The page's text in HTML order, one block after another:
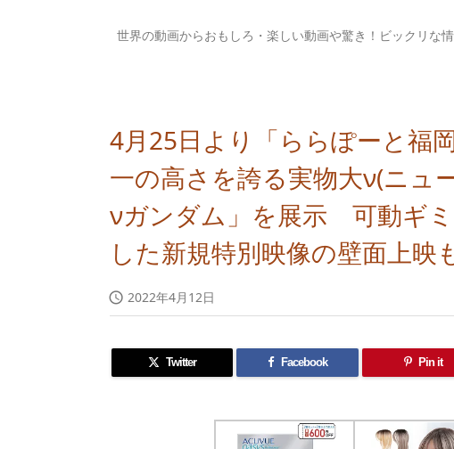
世界の動画からおもしろ・楽しい動画や驚き！ビックリな
4月25日より「ららぽーと福
一の高さを誇る実物大ν(ニュ
νガンダム」を展示 可動ギ
した新規特別映像の壁面上映
 2022年4月12日
Twitter Facebook Pin it